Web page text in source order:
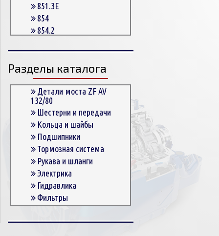
851.3E
854
854.2
854.3
854.3E
854.5
863
863.3
863.3E
864.5
Разделы каталога
Детали моста ZF AV
132/80
Шестерни и передачи
Кольца и шайбы
Подшипники
Тормозная система
Рукава и шланги
Электрика
Гидравлика
Фильтры
Корпусные детали
Пружины и болты